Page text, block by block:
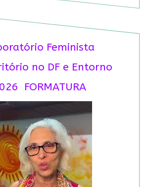
Feminista
no DF e Entorno
FORMATURA